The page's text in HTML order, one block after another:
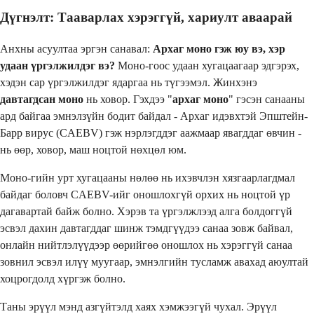
Дүгнэлт: Тааварлах хэрэггүй, хариулт аваарай
Анхны асуултаа эргэн санавал: Архаг моно гэж юу вэ, хэр
удаан үргэлжилдэг вэ? Моно-гоос удаан хугацаагаар эдгэрэх,
хэдэн сар үргэлжилдэг ядаргаа нь түгээмэл. Жинхэнэ
давтагдсан моно нь ховор. Гэхдээ "архаг моно" гэсэн санааны
ард байгаа эмнэлзүйн бодит байдал - Архаг идэвхтэй Эпштейн-
Барр вирус (CAEBV) гэж нэрлэгддэг аажмаар явагддаг өвчин -
нь өөр, ховор, маш ноцтой нөхцөл юм.
Моно-гийн урт хугацааны нөлөө нь ихэвчлэн хязгаарлагдмал
байдаг боловч CAEBV-ийг оношлохгүй орхих нь ноцтой үр
дагавартай байж болно. Хэрэв та үргэлжлээд алга болдоггүй
эсвэл дахин давтагддаг шинж тэмдгүүдээ санаа зовж байвал,
онлайн нийтлэлүүдээр өөрийгөө оношлох нь хэрэггүй санаа
зовнил эсвэл илүү муугаар, эмнэлгийн тусламж авахад аюултай
хоцрогдолд хүргэж болно.
Таны эрүүл мэнд азгүйтэлд хаях хэмжээгүй чухал. Эрүүл